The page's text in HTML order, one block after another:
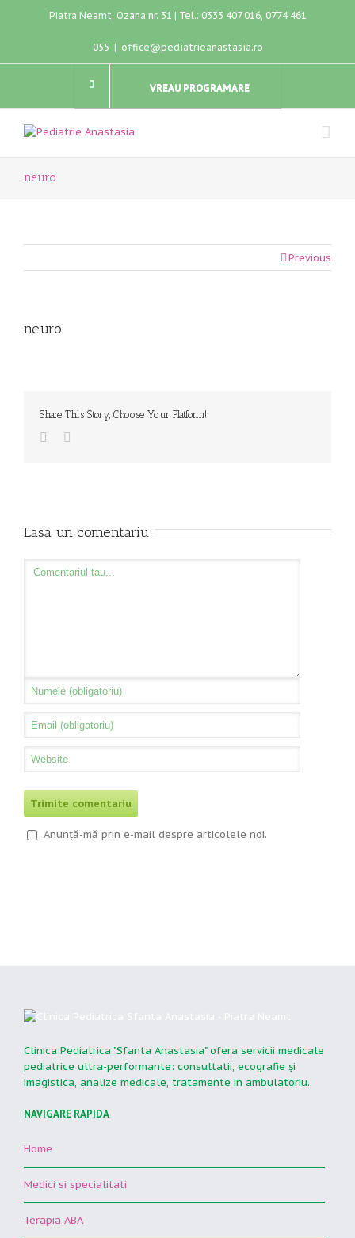
Piatra Neamt, Ozana nr. 31 | Tel.: 0333 407 016, 0774 461
055 | office@pediatrieanastasia.ro
VREAU PROGRAMARE
neuro
Previous
neuro
Share This Story, Choose Your Platform!
Lasa un comentariu
Anunță-mă prin e-mail despre articolele noi.
Clinica Pediatrica "Sfanta Anastasia" ofera servicii medicale
pediatrice ultra-performante: consultatii, ecografie şi
imagistica, analize medicale, tratamente in ambulatoriu.
NAVIGARE RAPIDA
Home
Medici si specialitati
Terapia ABA